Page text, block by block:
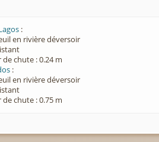
:
en rivière déversoir
chute : 0.24 m
:
en rivière déversoir
chute : 0.75 m